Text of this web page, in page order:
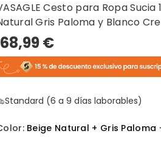
Ropa Sucia
Cesto para Ropa Sucia
Gris Paloma y Blanco
68,99 €
Standard (6 a 9 días laborables)
Beige Natural + Gris Paloma